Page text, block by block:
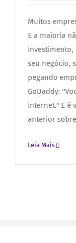
Muitos
E a maioria
investimento,
seu negócio,
pegando
GoDaddy:
internet." E é
anterior
Leia Mais